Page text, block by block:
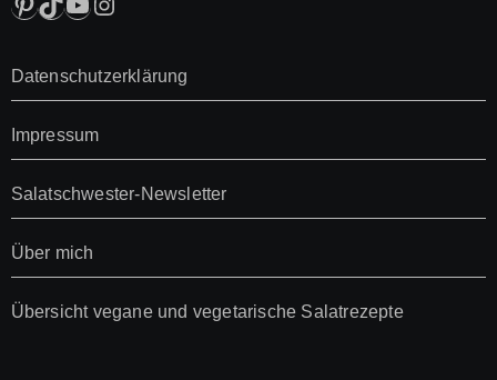
Datenschutzerklärung
Impressum
Salatschwester-Newsletter
Über mich
Übersicht vegane und vegetarische Salatrezepte